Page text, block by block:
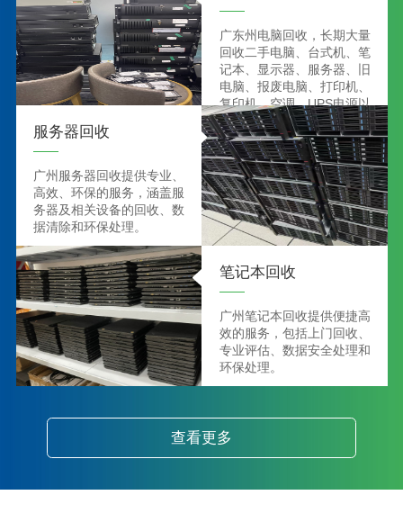
广东州电脑回收，长期大量
回收二手电脑、台式机、笔
记本、显示器、服务器、旧
电脑、报废电脑、打印机、
复印机、空调、UPS电源以
及电脑配件等电子设备。公
司回收业务覆盖整个广东
省，价格高于同行。
服务器回收
广州服务器回收提供专业、
高效、环保的服务，涵盖服
务器及相关设备的回收、数
据清除和环保处理。
笔记本回收
广州笔记本回收提供便捷高
效的服务，包括上门回收、
专业评估、数据安全处理和
环保处理。
查看更多